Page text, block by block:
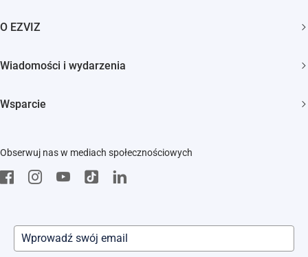
O EZVIZ
Trust Center
Wiadomości i wydarzenia
Wsparcie
Pobierz
Obserwuj nas w mediach społecznościowych